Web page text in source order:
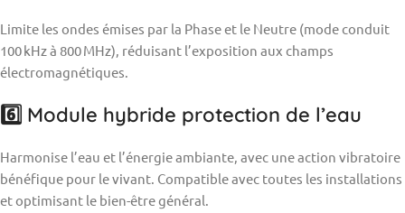
Limite les ondes émises par la Phase et le Neutre (mode conduit
100 kHz à 800 MHz), réduisant l’exposition aux champs
électromagnétiques.
6️⃣ Module hybride protection de l’eau
Harmonise l’eau et l’énergie ambiante, avec une action vibratoire
bénéfique pour le vivant. Compatible avec toutes les installations
et optimisant le bien-être général.